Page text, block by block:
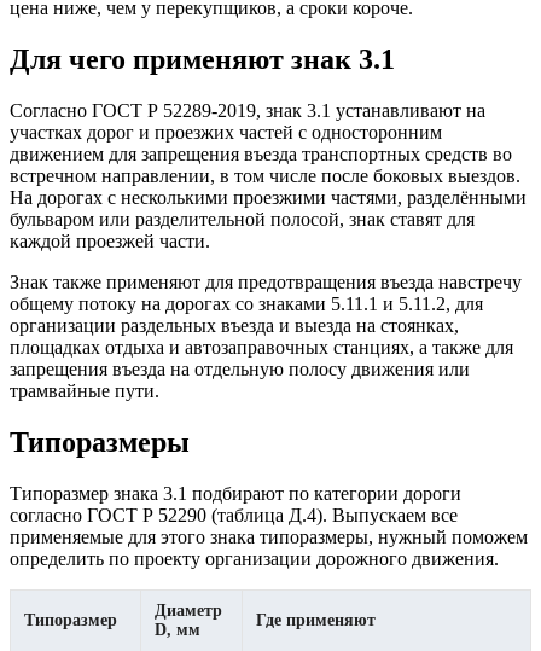
цена ниже, чем у перекупщиков, а сроки короче.
Для чего применяют знак 3.1
Согласно ГОСТ Р 52289-2019, знак 3.1 устанавливают на
участках дорог и проезжих частей с односторонним
движением для запрещения въезда транспортных средств во
встречном направлении, в том числе после боковых выездов.
На дорогах с несколькими проезжими частями, разделёнными
бульваром или разделительной полосой, знак ставят для
каждой проезжей части.
Знак также применяют для предотвращения въезда навстречу
общему потоку на дорогах со знаками 5.11.1 и 5.11.2, для
организации раздельных въезда и выезда на стоянках,
площадках отдыха и автозаправочных станциях, а также для
запрещения въезда на отдельную полосу движения или
трамвайные пути.
Типоразмеры
Типоразмер знака 3.1 подбирают по категории дороги
согласно ГОСТ Р 52290 (таблица Д.4). Выпускаем все
применяемые для этого знака типоразмеры, нужный поможем
определить по проекту организации дорожного движения.
Типоразмер
Диаметр
D, мм
Где применяют